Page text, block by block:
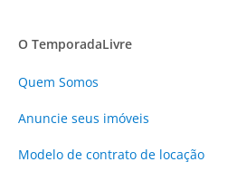
O TemporadaLivre
Quem Somos
Anuncie seus imóveis
Modelo de contrato de locação